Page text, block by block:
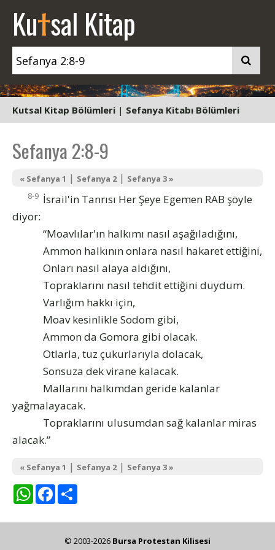
Kutsal Kitap
Kutsal Kitap Bölümleri | Sefanya Kitabı Bölümleri
Sefanya 2:8-9
« Sefanya 1 | Sefanya 2| Sefanya 3 »
8-9 İsrail'in Tanrısı Her Şeye Egemen RAB şöyle
diyor:
“Moavlılar'ın halkımı nasıl aşağıladığını,
Ammon halkının onlara nasıl hakaret ettiğini,
Onları nasıl alaya aldığını,
Topraklarını nasıl tehdit ettiğini duydum.
Varlığım hakkı için,
Moav kesinlikle Sodom gibi,
Ammon da Gomora gibi olacak.
Otlarla, tuz çukurlarıyla dolacak,
Sonsuza dek virane kalacak.
Mallarını halkımdan geride kalanlar
yağmalayacak.
Topraklarını ulusumdan sağ kalanlar miras
alacak.”
« Sefanya 1 | Sefanya 2| Sefanya 3 »
WhatsAppFacebook
© 2003-2026 Bursa Protestan Kilisesi